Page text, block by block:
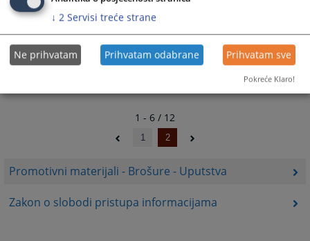
Promotivni materijali - Brošure - Uputstva
Zakon o slobodi pristupa informacijama
changing
dates.
changing
dates.
1 - 6 / 12
1 2
↓ 2 Servisi treće strane
Ne prihvatam Prihvatam odabrane Prihvatam sve
Pokreće Klaro!